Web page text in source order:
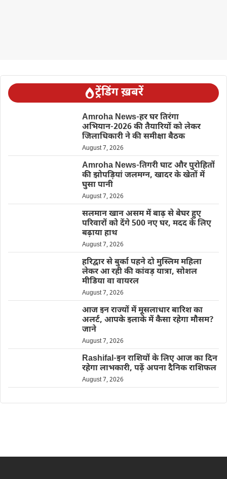
ट्रेंडिंग ख़बरें
Amroha News-हर घर तिरंगा
अभियान-2026 की तैयारियों को लेकर
जिलाधिकारी ने की समीक्षा बैठक
August 7, 2026
Amroha News-तिगरी घाट और पुरोहितों
की झोपड़ियां जलमग्न, खादर के खेतों में
घुसा पानी
August 7, 2026
सलमान खान असम में बाढ़ से बेघर हुए
परिवारों को देंगे 500 नए घर, मदद के लिए
बढ़ाया हाथ
August 7, 2026
हरिद्वार से बुर्का पहने दो मुस्लिम महिला
लेकर आ रही की कांवड़ यात्रा, सोशल
मीडिया वा वायरल
August 7, 2026
आज इन राज्यों में मूसलाधार बारिश का
अलर्ट, आपके इलाके में कैसा रहेगा मौसम?
जाने
August 7, 2026
Rashifal-इन राशियों के लिए आज का दिन
रहेगा लाभकारी, पढ़ें अपना दैनिक राशिफल
August 7, 2026